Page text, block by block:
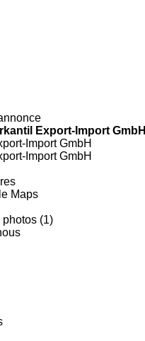
Export-Import GmbH
Maps
(1)